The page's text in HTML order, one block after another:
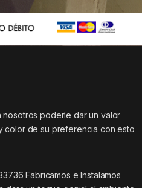
nosotros poderle dar un valor
color de su preferencia con esto
Fabricamos e Instalamos